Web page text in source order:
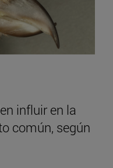
influir en la
común, según